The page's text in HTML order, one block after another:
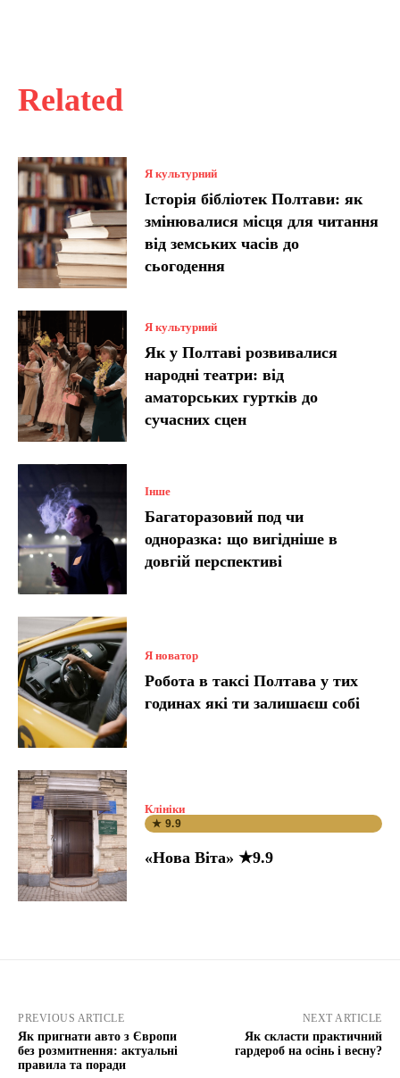
Related
Я культурний
Історія бібліотек Полтави: як
змінювалися місця для читання
від земських часів до
сьогодення
Я культурний
Як у Полтаві розвивалися
народні театри: від
аматорських гуртків до
сучасних сцен
Інше
Багаторазовий под чи
одноразка: що вигідніше в
довгій перспективі
Я новатор
Робота в таксі Полтава у тих
годинах які ти залишаєш собі
Клініки
★ 9.9
«Нова Віта» ★9.9
PREVIOUS ARTICLE
Як пригнати авто з Європи
без розмитнення: актуальні
правила та поради
NEXT ARTICLE
Як скласти практичний
гардероб на осінь і весну?